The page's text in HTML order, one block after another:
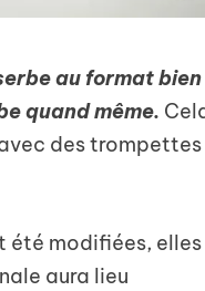
au format bien
quand même.
des trompettes
été modifiées, elles
aura lieu